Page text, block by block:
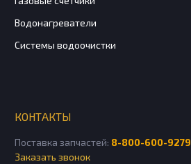
Водонагреватели
Системы водоочистки
КОНТАКТЫ
Поставка запчастей: 8-800-600-9279
Заказать звонок